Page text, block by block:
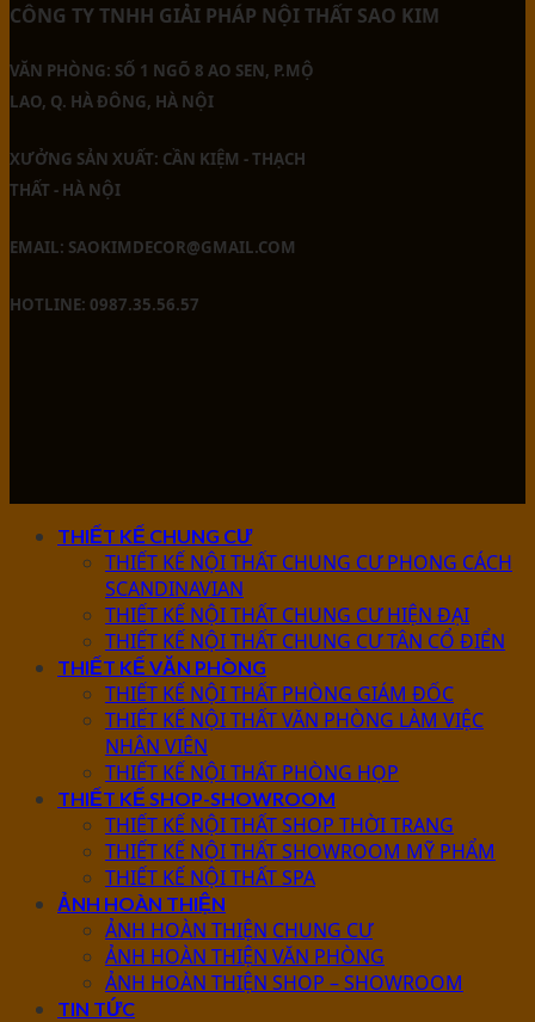
CÔNG TY TNHH GIẢI PHÁP NỘI THẤT SAO KIM
VĂN PHÒNG: SỐ 1 NGÕ 8 AO SEN, P.MỘ
LAO, Q. HÀ ĐÔNG, HÀ NỘI
XƯỞNG SẢN XUẤT: CẦN KIỆM - THẠCH
THẤT - HÀ NỘI
EMAIL: SAOKIMDECOR@GMAIL.COM
HOTLINE: 0987.35.56.57
THIẾT KẾ CHUNG CƯ
THIẾT KẾ NỘI THẤT CHUNG CƯ PHONG CÁCH
SCANDINAVIAN
THIẾT KẾ NỘI THẤT CHUNG CƯ HIỆN ĐẠI
THIẾT KẾ NỘI THẤT CHUNG CƯ TÂN CỔ ĐIỂN
THIẾT KẾ VĂN PHÒNG
THIẾT KẾ NỘI THẤT PHÒNG GIÁM ĐỐC
THIẾT KẾ NỘI THẤT VĂN PHÒNG LÀM VIỆC
NHÂN VIÊN
THIẾT KẾ NỘI THẤT PHÒNG HỌP
THIẾT KẾ SHOP-SHOWROOM
THIẾT KẾ NỘI THẤT SHOP THỜI TRANG
THIẾT KẾ NỘI THẤT SHOWROOM MỸ PHẨM
THIẾT KẾ NỘI THẤT SPA
ẢNH HOÀN THIỆN
ẢNH HOÀN THIỆN CHUNG CƯ
ẢNH HOÀN THIỆN VĂN PHÒNG
ẢNH HOÀN THIỆN SHOP – SHOWROOM
TIN TỨC